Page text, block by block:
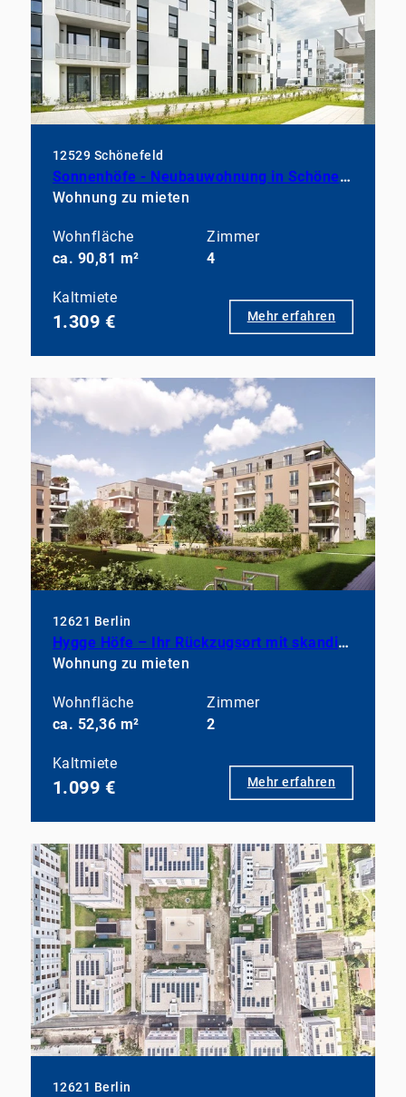
12529 Schönefeld
Sonnenhöfe - Neubauwohnung in Schönefeld mit Vinyl & EBK
Wohnung zu mieten
Wohnfläche
ca. 90,81 m²
Zimmer
4
Kaltmiete
1.309 € Mehr erfahren
12621 Berlin
Hygge Höfe – Ihr Rückzugsort mit skandinavischer Eleganz
Wohnung zu mieten
Wohnfläche
ca. 52,36 m²
Zimmer
2
Kaltmiete
1.099 € Mehr erfahren
12621 Berlin